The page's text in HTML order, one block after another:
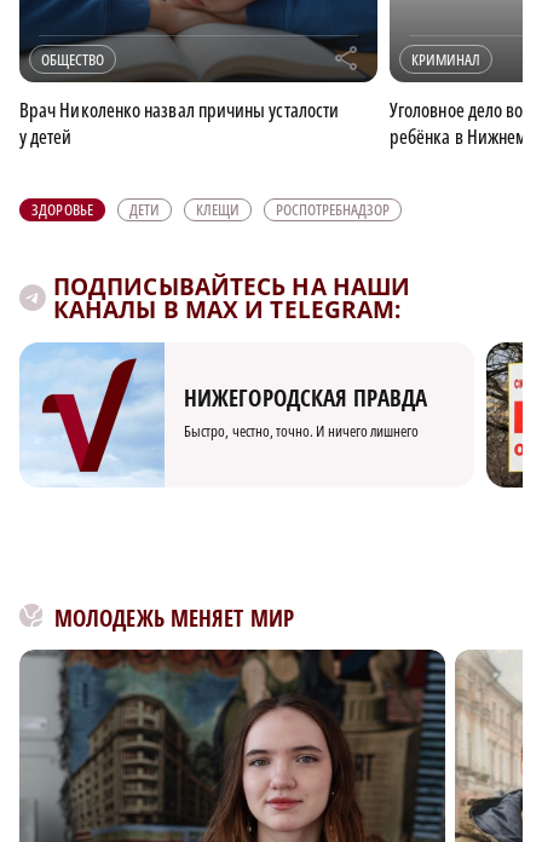
ОБЩЕСТВО r
Врач Николенко назвал причины усталости
у детей
КРИМИНАЛ
Уголовное дело
ребёнка в Нижнем
ЗДОРОВЬЕ ДЕТИ КЛЕЩИ РОСПОТРЕБНАДЗОР
ПОДПИСЫВАЙТЕСЬ НА НАШИ
КАНАЛЫ В MAX И TELEGRAM:
НИЖЕГОРОДСКАЯ ПРАВДА
Быстро, честно, точно. И ничего лишнего
МОЛОДЕЖЬ МЕНЯЕТ МИР